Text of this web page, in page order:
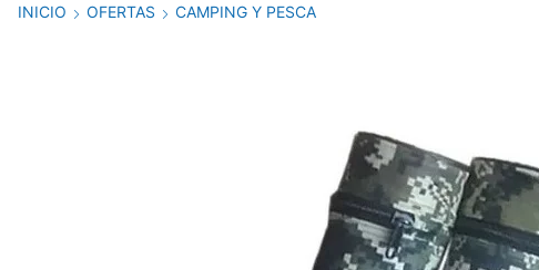
INICIO OFERTAS CAMPING Y PESCA